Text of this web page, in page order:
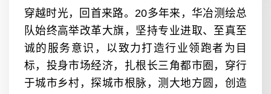
穿越时光，回首来路。20多年来，华冶测绘总
队始终高举改革大旗，坚持专业进取、至真至
诚的服务意识，以致力打造行业领跑者为目
标，投身市场经济，扎根长三角都市圈，穿行
于城市乡村，探城市根脉，测大地方圆，创造